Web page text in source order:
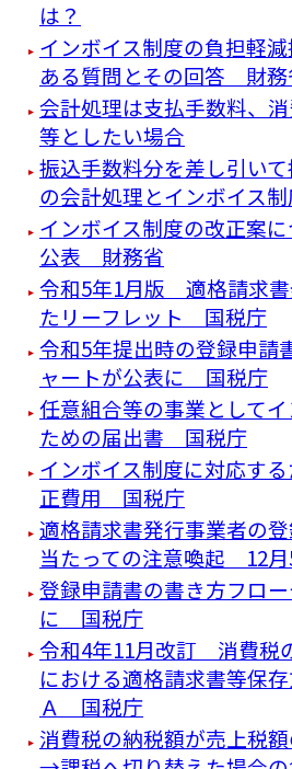
は？
インボイス制度の負担軽
ある質問とその回答 財務
会計処理は支払手数料、
等としたい場合
振込手数料分を差し引い
の会計処理とインボイス
インボイス制度の改正案
公表 財務省
令和5年1月版 適格請求書
たリーフレット 国税庁
令和5年提出時の登録申請
ャートが公表に 国税庁
任意組合等の事業として
ための届出書 国税庁
インボイス制度に対応す
正費用 国税庁
適格請求書発行事業者の
当たっての注意喚起 12
登録申請書の書き方フロ
に 国税庁
令和4年11月改訂 消費税
における適格請求書等保
Ａ 国税庁
消費税の納税額が売上税